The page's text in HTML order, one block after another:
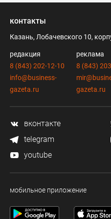
контакты
Казань, Лобачевского 10,
редакция
8 (843) 202-12-10
info@business-
gazeta.ru
реклама
8 (843)
gazeta.ru
вконтакте
telegram
youtube
мобильное приложение